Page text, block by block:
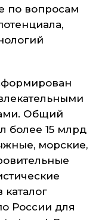
по вопросам
Общий
более 15 млрд
морские,
России для